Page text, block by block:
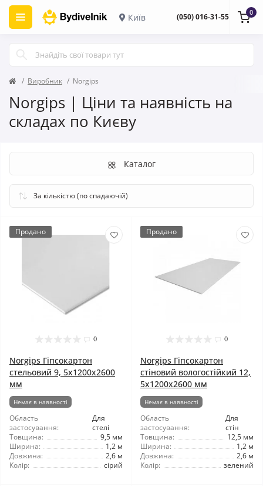
Київ (050) 016-31-55 0
Виробник Norgips
Norgips | Ціни та наявність на
складах по Києву
Каталог
Продано
0
Norgips Гіпсокартон
стельовий 9, 5x1200x2600
мм
Немає в наявності
Область
застосування:
Для
стелі
Товщина:
9,5 мм
Ширина:
1,2 м
Довжина:
2,6 м
Колір:
сірий
Продано
0
Norgips Гіпсокартон
стіновий вологостійкий 12,
5x1200x2600 мм
Немає в наявності
Область
застосування:
Для
стін
Товщина:
12,5 мм
Ширина:
1,2 м
Довжина:
2,6 м
Колір:
зелений